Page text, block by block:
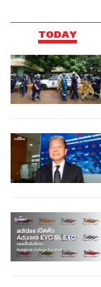
TODAY